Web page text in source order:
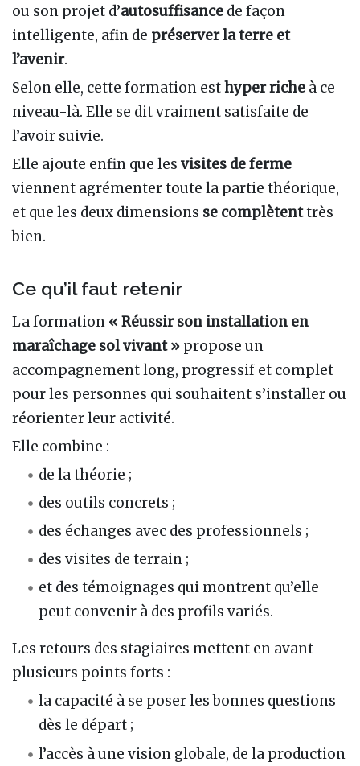
ou son projet d’autosuffisance de façon
intelligente, afin de préserver la terre et
l’avenir.
Selon elle, cette formation esthyper riche à ce
niveau-là. Elle se dit vraiment satisfaite de
l’avoir suivie.
Elle ajoute enfin que les visites de ferme
viennent agrémenter toute la partie théorique,
et que les deux dimensions se complètenttrès
bien.
Ce qu’il faut retenir
La formation « Réussir son installation en
maraîchage sol vivant » propose un
accompagnement long, progressif et complet
pour les personnes qui souhaitent s’installer ou
réorienter leur activité.
Elle combine :
de la théorie ;
des outils concrets ;
des échanges avec des professionnels ;
des visites de terrain ;
et des témoignages qui montrent qu’elle
peut convenir à des profils variés.
Les retours des stagiaires mettent en avant
plusieurs points forts :
la capacité à se poser les bonnes questions
dès le départ ;
l’accès à une vision globale, de la production